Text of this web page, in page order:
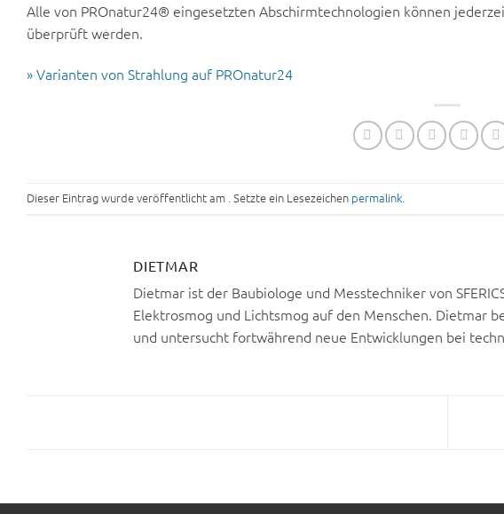
Alle von PROnatur24® eingesetzten Abschirmtechnologien können
überprüft werden.
» Varianten von Strahlung auf PROnatur24
Dieser Eintrag wurde veröffentlicht am . Setzte ein Lesezeichen permalink.
DIETMAR
Dietmar ist der Baubiologe und Messtechniker von
Elektrosmog und Lichtsmog auf den Menschen. Dietmar
und untersucht fortwährend neue Entwicklungen bei